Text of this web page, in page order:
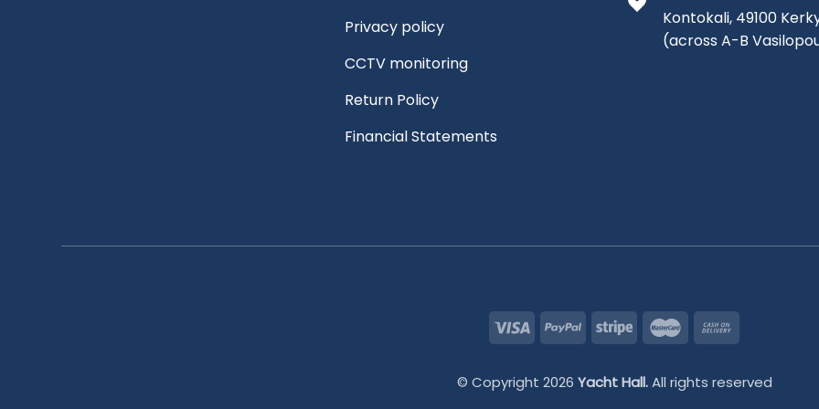
Privacy policy
CCTV monitoring
Return Policy
Financial Statements
Kontokali, 49100
(across A-B
© Copyright 2026 Yacht Hall.All rights reserved